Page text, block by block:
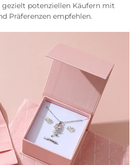
potenziellen Käufern mit
Präferenzen empfehlen.